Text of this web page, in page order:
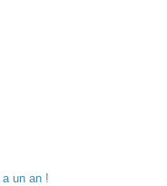
un an !